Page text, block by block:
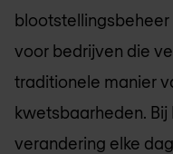
voor bedrijven die
traditionele manier
kwetsbaarheden.
verandering elke